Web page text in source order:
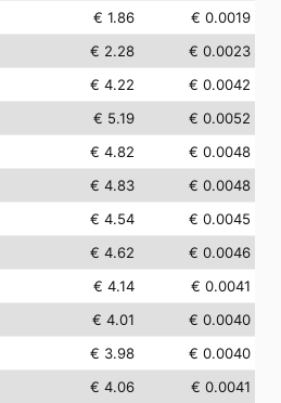
€ 1.86
€ 0.0019
€ 2.28
€ 0.0023
€ 4.22
€ 0.0042
€ 5.19
€ 0.0052
€ 4.82
€ 0.0048
€ 4.83
€ 0.0048
€ 4.54
€ 0.0045
€ 4.62
€ 0.0046
€ 4.14
€ 0.0041
€ 4.01
€ 0.0040
€ 3.98
€ 0.0040
€ 4.06
€ 0.0041